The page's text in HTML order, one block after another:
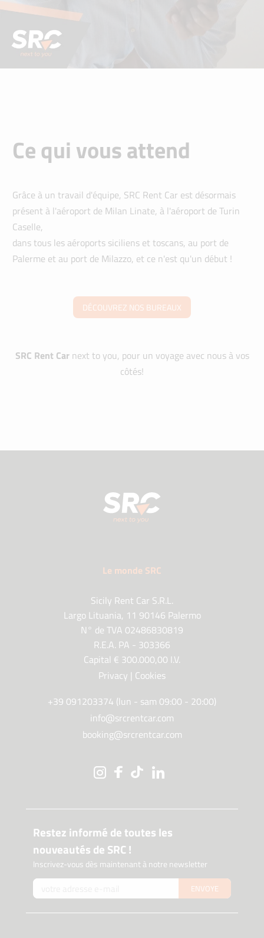
Ce qui vous attend
Grâce à un travail d'équipe, SRC Rent Car est désormais
présent à l'aéroport de Milan Linate, à l'aéroport de Turin
Caselle,
dans tous les aéroports siciliens et toscans, au port de
Palerme et au port de Milazzo, et ce n'est qu'un début !
DÉCOUVREZ NOS BUREAUX
SRC Rent Carnext to you, pour un voyage avec nous à vos
côtés!
Le monde SRC
Sicily Rent Car S.R.L.
Largo Lituania, 11 90146 Palermo
N° de TVA 02486830819
R.E.A. PA - 303366
Capital € 300.000,00 I.V.
Privacy | Cookies
+39 091203374 (lun - sam 09:00 - 20:00)
info@srcrentcar.com
booking@srcrentcar.com
Restez informé de toutes les
nouveautés de SRC !
Inscrivez-vous dès maintenant à notre newsletter
ENVOYE